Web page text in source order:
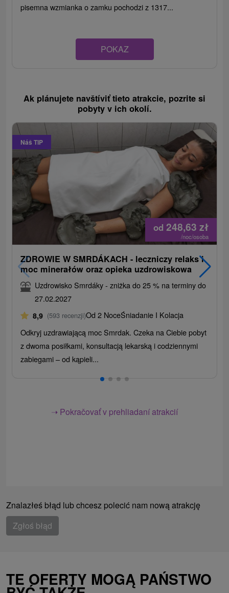
pisemna wzmianka o zamku pochodzi z 1317...
POKAZ
Ak plánujete navštíviť tieto atrakcie, pozrite si
pobyty v ich okolí.
Náš TIP
od 248,63zł
/noc/osoba
ZDROWIE W SMRDÁKACH - leczniczy relaks i
moc minerałów oraz opieka uzdrowiskowa
Uzdrowisko Smrdáky - zniżka do 25 % na terminy do
27.02.2027
8,9 (593 recenzji)Od 2 NoceŚniadanie I Kolacja
Odkryj uzdrawiającą moc Smrdak. Czeka na Ciebie pobyt
z dwoma posiłkami, konsultacją lekarską i codziennymi
zabiegami – od kąpieli...
➝ Pokračovať v prehliadaní atrakcií
Znalazłeś błąd lub chcesz polecić nam nową atrakcję
Zgłoś błąd
TE OFERTY MOGĄ PAŃSTWO